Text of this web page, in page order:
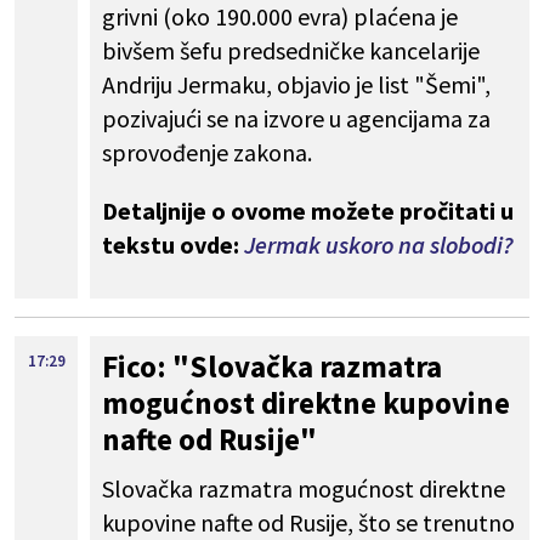
grivni (oko 190.000 evra) plaćena je
bivšem šefu predsedničke kancelarije
Andriju Jermaku, objavio je list "Šemi",
pozivajući se na izvore u agencijama za
sprovođenje zakona.
Detaljnije o ovome možete pročitati u
tekstu ovde: Jermak uskoro na slobodi?
17:29
Fico: "Slovačka razmatra
mogućnost direktne kupovine
nafte od Rusije"
Slovačka razmatra mogućnost direktne
kupovine nafte od Rusije, što se trenutno